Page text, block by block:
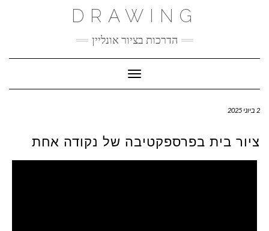
DRAWING
הדרכות בציור אונליין
Toggle Navigation
2 ביוני 2025
ציור בית בפרספקטיבה של נקודה אחת